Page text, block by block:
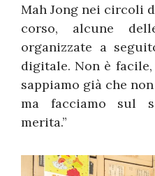
Mah Jong nei circoli
corso, alcune
organizzate a
digitale. Non è
sappiamo già che
ma facciamo sul
merita.”